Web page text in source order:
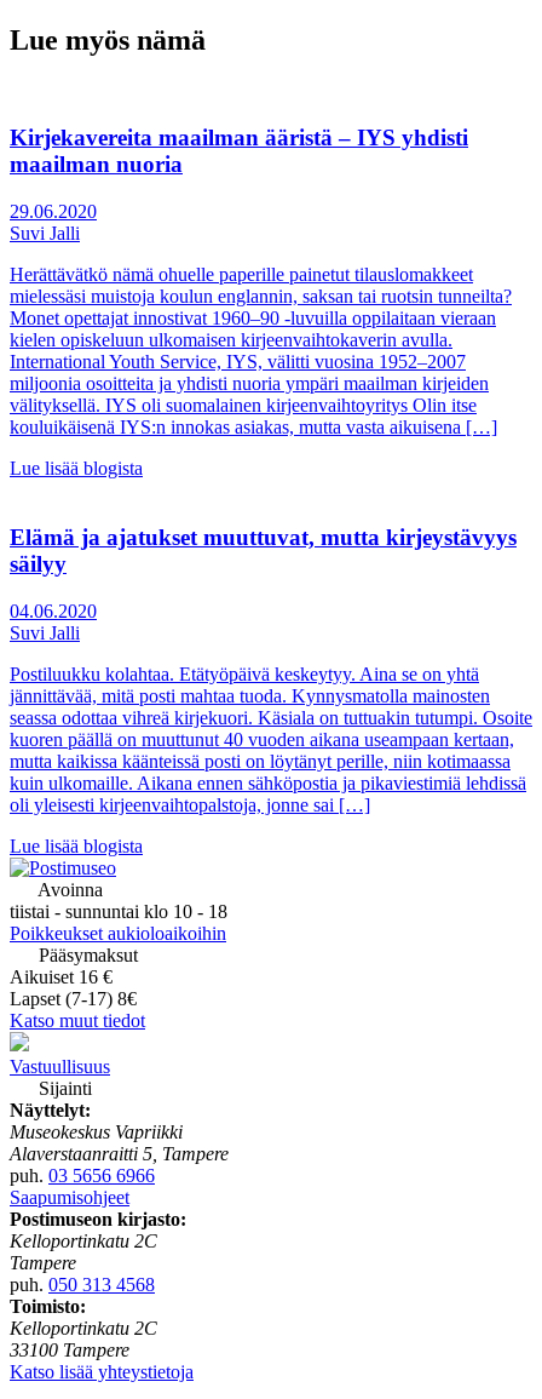
Lue myös nämä
Kirjekavereita maailman ääristä – IYS yhdisti
maailman nuoria
29.06.2020
Suvi Jalli
Herättävätkö nämä ohuelle paperille painetut tilauslomakkeet
mielessäsi muistoja koulun englannin, saksan tai ruotsin tunneilta?
Monet opettajat innostivat 1960–90 -luvuilla oppilaitaan vieraan
kielen opiskeluun ulkomaisen kirjeenvaihtokaverin avulla.
International Youth Service, IYS, välitti vuosina 1952–2007
miljoonia osoitteita ja yhdisti nuoria ympäri maailman kirjeiden
välityksellä. IYS oli suomalainen kirjeenvaihtoyritys Olin itse
kouluikäisenä IYS:n innokas asiakas, mutta vasta aikuisena […]
Lue lisää blogista
Elämä ja ajatukset muuttuvat, mutta kirjeystävyys
säilyy
04.06.2020
Suvi Jalli
Postiluukku kolahtaa. Etätyöpäivä keskeytyy. Aina se on yhtä
jännittävää, mitä posti mahtaa tuoda. Kynnysmatolla mainosten
seassa odottaa vihreä kirjekuori. Käsiala on tuttuakin tutumpi. Osoite
kuoren päällä on muuttunut 40 vuoden aikana useampaan kertaan,
mutta kaikissa käänteissä posti on löytänyt perille, niin kotimaassa
kuin ulkomaille. Aikana ennen sähköpostia ja pikaviestimiä lehdissä
oli yleisesti kirjeenvaihtopalstoja, jonne sai […]
Lue lisää blogista
Avoinna
tiistai - sunnuntai klo 10 - 18
Poikkeukset aukioloaikoihin
Pääsymaksut
Aikuiset 16 €
Lapset (7-17) 8€
Katso muut tiedot
Vastuullisuus
Sijainti
Näyttelyt:
Museokeskus Vapriikki
Alaverstaanraitti 5, Tampere
puh. 03 5656 6966
Saapumisohjeet
Postimuseon kirjasto:
Kelloportinkatu 2C
Tampere
puh. 050 313 4568
Toimisto:
Kelloportinkatu 2C
33100 Tampere
Katso lisää yhteystietoja